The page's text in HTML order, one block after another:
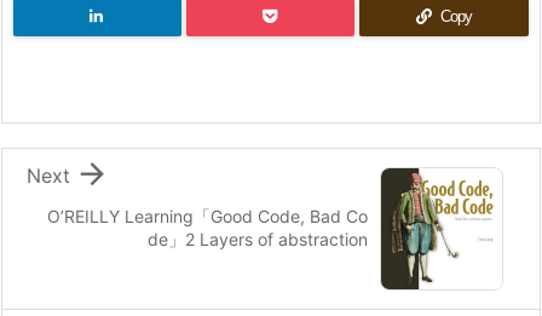
Copy
O’REILLY Learning「Good Code, Bad Co
de」2 Layers of abstraction

Next